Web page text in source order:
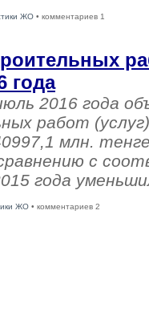
ЖО • комментариев 1
года
2016 года
работ
млн.
с
года
ЖО • комментариев 2